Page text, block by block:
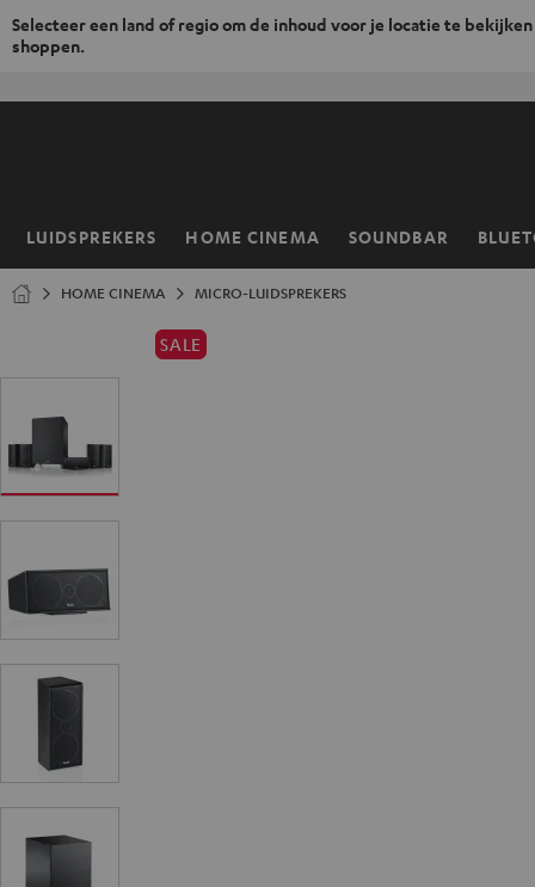
Selecteer een land of regio om de inhoud voor je locatie te
shoppen.
LUIDSPREKERS HOME CINEMA SOUNDBAR
Home
HOME CINEMA MICRO-LUIDSPREKERS
SALE